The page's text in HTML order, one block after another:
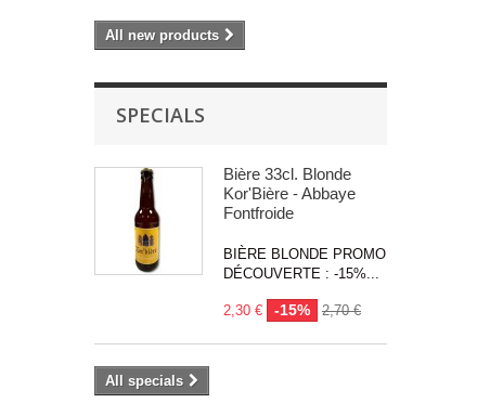
All new products
SPECIALS
Bière 33cl. Blonde
Kor'Bière - Abbaye
Fontfroide
BIÈRE BLONDE PROMO
DÉCOUVERTE : -15%...
2,30 € -15% 2,70 €
All specials